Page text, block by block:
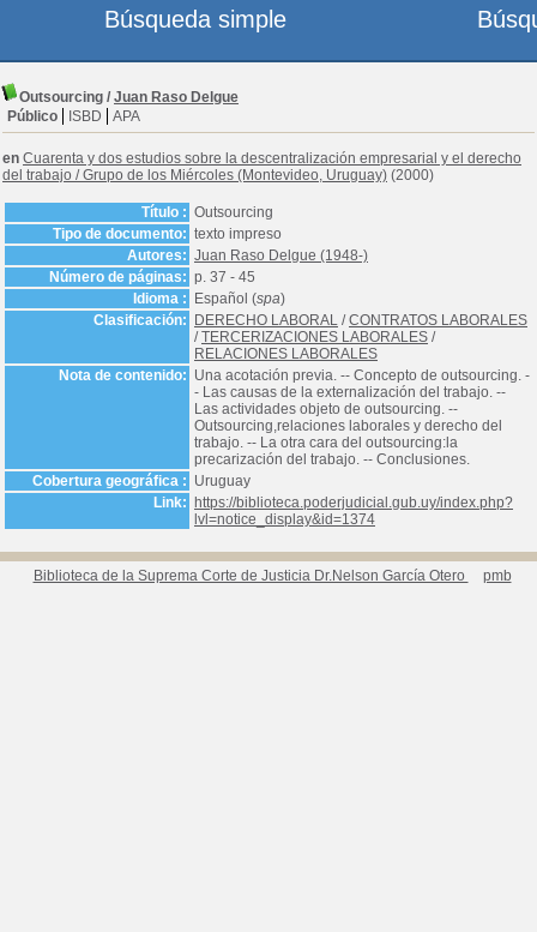
Outsourcing / Juan Raso Delgue
Público
ISBD APA
en Cuarenta y dos estudios sobre la descentralización empresarial y el derecho
del trabajo /Grupo de los Miércoles (Montevideo, Uruguay) (2000)
Título : Outsourcing
Tipo de documento: texto impreso
Autores: Juan Raso Delgue (1948-)
Número de páginas: p. 37 - 45
Idioma :
Español (spa)
Clasificación:
DERECHO LABORAL /CONTRATOS LABORALES
/TERCERIZACIONES LABORALES /
RELACIONES LABORALES
Nota de contenido: Una acotación previa. -- Concepto de outsourcing. -
- Las causas de la externalización del trabajo. --
Las actividades objeto de outsourcing. --
Outsourcing,relaciones laborales y derecho del
trabajo. -- La otra cara del outsourcing:la
precarización del trabajo. -- Conclusiones.
Cobertura geográfica : Uruguay
Link:
https://biblioteca.poderjudicial.gub.uy/index.php?
lvl=notice_display&id=1374
Biblioteca de la Suprema Corte de Justicia Dr.Nelson García Otero pmb
Búsqueda simple